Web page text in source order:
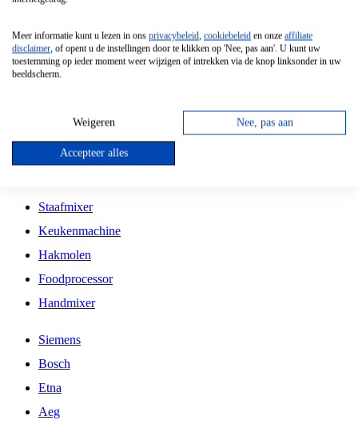
Vrijstaande Magnetron
Vrijstaande Kookplaat
Inbouw Gaskookplaat
Inbouw Keramische Kookplaat
Kookplaat Accessoires
Staafmixer
Keukenmachine
Hakmolen
Foodprocessor
Handmixer
Siemens
Bosch
Etna
Aeg
Meer informatie kunt u lezen in ons privacybeleid, cookiebeleid en onze affiliate
disclaimer, of opent u de instellingen door te klikken op 'Nee, pas aan'. U kunt uw
toestemming op ieder moment weer wijzigen of intrekken via de knop linksonder in uw
beeldscherm.
Weigeren Nee, pas aan
Accepteer alles